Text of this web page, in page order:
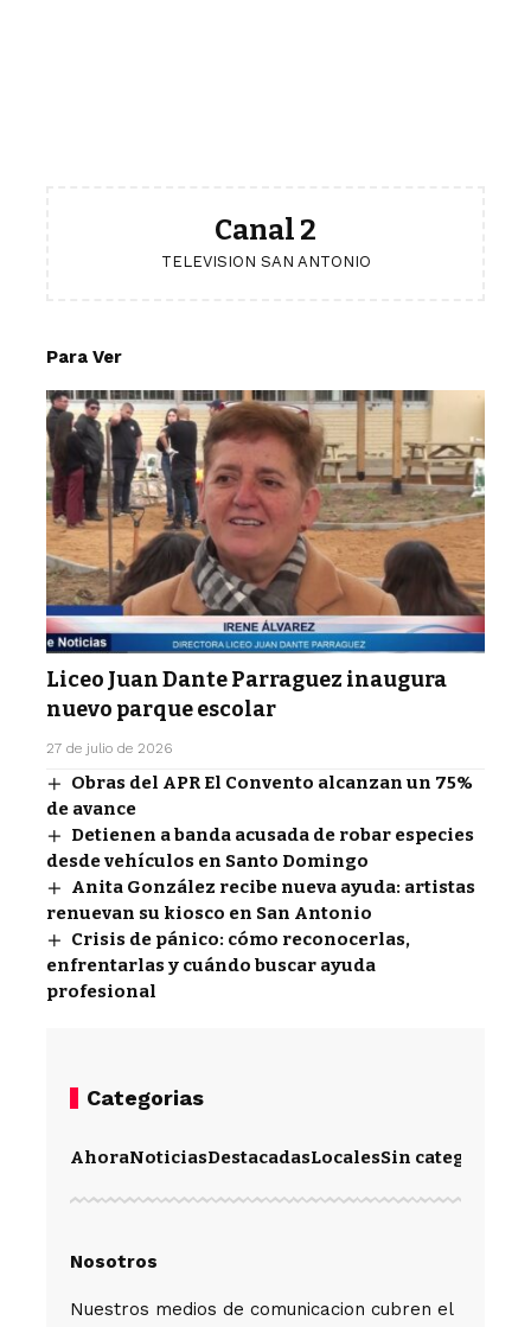
Canal 2
TELEVISION SAN ANTONIO
Para Ver
Liceo Juan Dante Parraguez inaugura
nuevo parque escolar
27 de julio de 2026
Obras del APR El Convento alcanzan un 75%
de avance
Detienen a banda acusada de robar especies
desde vehículos en Santo Domingo
Anita González recibe nueva ayuda: artistas
renuevan su kiosco en San Antonio
Crisis de pánico: cómo reconocerlas,
enfrentarlas y cuándo buscar ayuda
profesional
Categorias
AhoraNoticiasDestacadasLocalesSin categoría
Nosotros
Nuestros medios de comunicacion cubren el